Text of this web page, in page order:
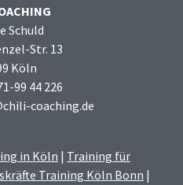
Schuld
Str. 13
Köln
99 44 226
coaching.de
in Köln | Training für
Training Köln Bonn |